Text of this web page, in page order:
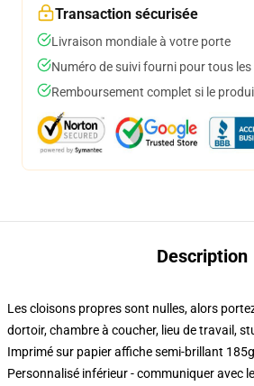
Transaction sécurisée
Livraison mondiale à votre porte
Numéro de suivi fourni pour tous les
Remboursement complet si le
Description
Les cloisons propres sont nulles, alors
dortoir, chambre à coucher, lieu de travail,
Imprimé sur papier affiche semi-brillant
Personnalisé inférieur - communiquer avec